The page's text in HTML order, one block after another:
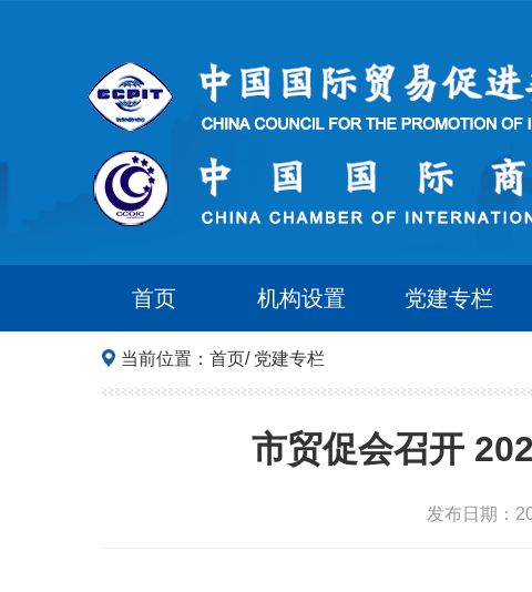
首页 机构设置 党建专栏
当前位置： 首页/ 党建专栏
市贸促会召开
发布日期：